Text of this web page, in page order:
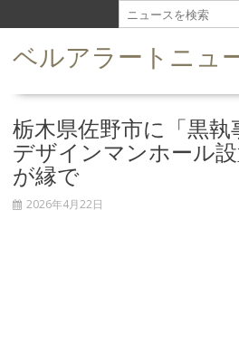
k
ベルアラートニュ
栃木県佐野市に「黒執
デザインマンホール
が縁で
2026年4月22日